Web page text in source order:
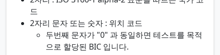
드
2자리 문자 또는 숫자 : 위치 코드
두번째 문자가 "0" 과 동일하면 테스트를 목적
으로 할당된 BIC 입니다.